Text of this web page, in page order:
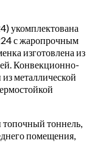
укомплектована
с жаропрочным
изготовлена из
Конвекционно-
металлической
тоннель,
помещения,